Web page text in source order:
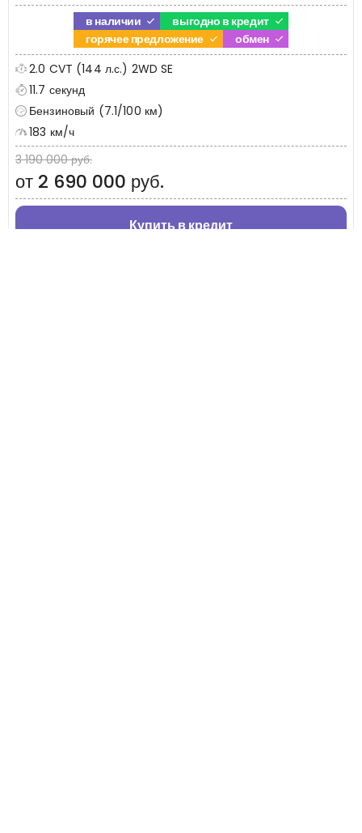
в наличии
выгодно в кредит
горячее предложение
обмен
2.0 CVT (144 л.с.) 2WD SE
11.7 секунд
Бензиновый (7.1/100 км)
183 км/ч
3 190 000 руб.
от 2 690 000 руб.
Купить в кредит